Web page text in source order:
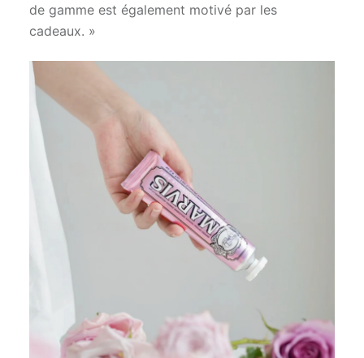
de gamme est également motivé par les
cadeaux. »